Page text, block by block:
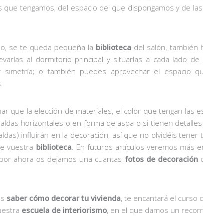
que tengamos, del espacio del que dispongamos y de
se te queda pequeña la biblioteca del salón, también
al dormitorio principal y situarlas a cada lado
simetría; o también puedes aprovechar el espacio
que la elección de materiales, el color que tengan las
horizontales o en forma de aspa o si tienen
influirán en la decoración, así que no olvidéis
vuestra biblioteca . En futuros artículos veremos más
ahora os dejamos una cuantas fotos de decoración
saber cómo decorar tu vivienda, te encantará el curso
escuela de interiorismo, en el que damos un